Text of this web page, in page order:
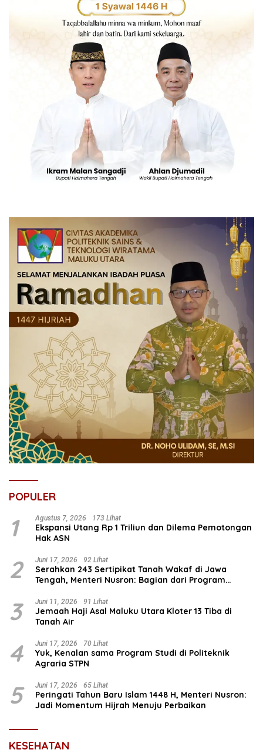
POPULER
1 Agustus 7, 2026 173 Lihat
Ekspansi Utang Rp 1 Triliun dan Dilema Pemotongan
Hak ASN
2 Juni 17, 2026 92 Lihat
Serahkan 243 Sertipikat Tanah Wakaf di Jawa
Tengah, Menteri Nusron: Bagian dari Program
Umat
3 Juni 11, 2026 91 Lihat
Jemaah Haji Asal Maluku Utara Kloter 13 Tiba di
Tanah Air
4 Juni 17, 2026 70 Lihat
Yuk, Kenalan sama Program Studi di Politeknik
Agraria STPN
5 Juni 17, 2026 65 Lihat
Peringati Tahun Baru Islam 1448 H, Menteri Nusron:
Jadi Momentum Hijrah Menuju Perbaikan
KESEHATAN